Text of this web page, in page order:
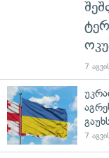
7
7